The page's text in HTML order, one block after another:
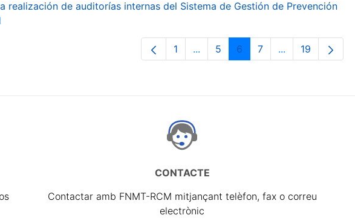
de auditorías internas del Sistema de Gestión de Prevención
Pàgina
1 ...Pàgines intermèdies Utilitzeu TAB
Pàgina
5 Pàgina
6 Pàgina
7 ...PàginesPàgina
19
CONTACTE
Contactar amb FNMT-RCM mitjançant telèfon, fax o correu
electrònic